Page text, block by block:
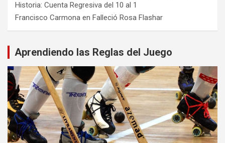
Historia: Cuenta Regresiva del 10 al 1
Francisco Carmona en Falleció Rosa Flashar
Aprendiendo las Reglas del Juego